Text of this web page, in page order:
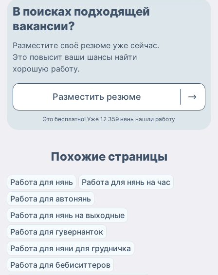
В поисках подходящей
вакансии?
Разместите своё резюме уже сейчас.
Это повысит ваши шансы найти
хорошую работу.
Разместить резюме
Это бесплатно! Уже 12 359 нянь нашли работу
Похожие страницы
Работа для нянь
Работа для нянь на час
Работа для автонянь
Работа для нянь на выходные
Работа для гувернанток
Работа для няни для грудничка
Работа для бебиситтеров